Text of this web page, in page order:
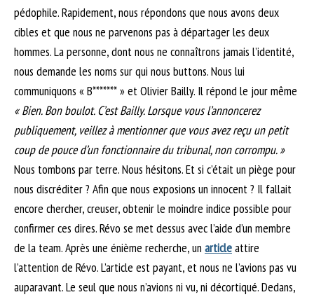
pédophile. Rapidement, nous répondons que nous avons deux
cibles et que nous ne parvenons pas à départager les deux
hommes. La personne, dont nous ne connaîtrons jamais l’identité,
nous demande les noms sur qui nous buttons. Nous lui
communiquons « B******* » et Olivier Bailly. Il répond le jour même
« Bien. Bon boulot. C’est Bailly. Lorsque vous l’annoncerez
publiquement, veillez à mentionner que vous avez reçu un petit
coup de pouce d’un fonctionnaire du tribunal, non corrompu. »
Nous tombons par terre. Nous hésitons. Et si c’était un piège pour
nous discréditer ? Afin que nous exposions un innocent ? Il fallait
encore chercher, creuser, obtenir le moindre indice possible pour
confirmer ces dires. Révo se met dessus avec l’aide d’un membre
de la team. Après une énième recherche, un articleattire
l’attention de Révo. L’article est payant, et nous ne l’avions pas vu
auparavant. Le seul que nous n’avions ni vu, ni décortiqué. Dedans,